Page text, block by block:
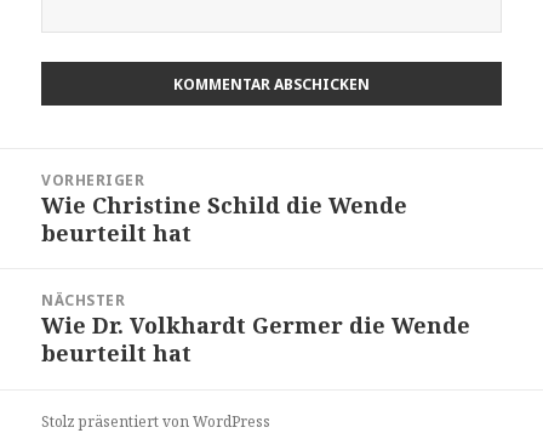
VORHERIGER
Vorheriger
Beitrag:
Wie Christine Schild die Wende
beurteilt hat
NÄCHSTER
Nächster
Beitrag:
Wie Dr. Volkhardt Germer die Wende
beurteilt hat
Stolz präsentiert von WordPress